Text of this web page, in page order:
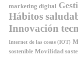
marketing digital
Hábitos
Innovación
Internet de las cosas (IOT)
sostenible Movilidad